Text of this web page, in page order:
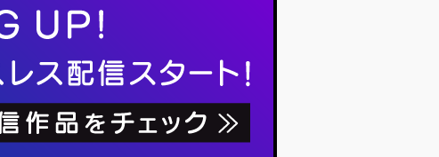
CM曲「Present」、テ
レビ東京系ドラマ『ソ
オープニングテーマ
「あわいに」、アニメ
『CITY THE ANIMATIO
N』エンディング主題
歌「LUCKY」などを収
オープニングテーマ
「あわいに」、アニメ
『CITY THE ANIMATIO
N』エンディング主題
歌「LUCKY」などを収